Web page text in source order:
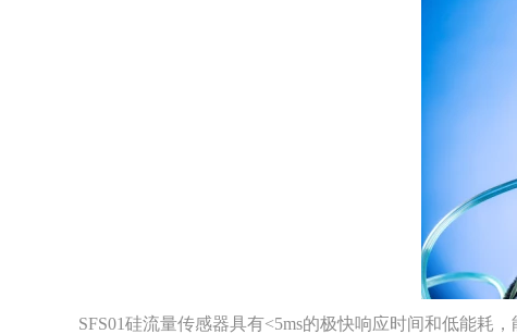
SFS01硅流量传感器具有<5ms的极快响应时间和低能耗